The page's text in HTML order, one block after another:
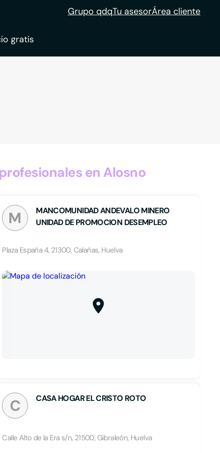
Grupo qdqTu asesorÁrea cliente
gratis
en Alosno
M
MANCOMUNIDAD ANDEVALO MINERO
UNIDAD DE PROMOCION DESEMPLEO
Plaza España 4, 21300, Calañas, Huelva
C CASA HOGAR EL CRISTO ROTO
Calle Alto de la Era s/n, 21500, Gibraleón, Huelva